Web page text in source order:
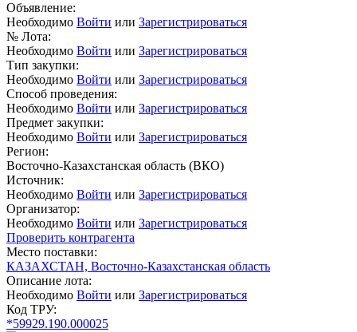
Объявление:
Необходимо Войти или Зарегистрироваться
№ Лота:
Необходимо Войти или Зарегистрироваться
Тип закупки:
Необходимо Войти или Зарегистрироваться
Способ проведения:
Необходимо Войти или Зарегистрироваться
Предмет закупки:
Необходимо Войти или Зарегистрироваться
Регион:
Восточно-Казахстанская область (ВКО)
Источник:
Необходимо Войти или Зарегистрироваться
Организатор:
Необходимо Войти или Зарегистрироваться
Проверить контрагента
Место поставки:
КАЗАХСТАН, Восточно-Казахстанская область
Описание лота:
Необходимо Войти или Зарегистрироваться
Код ТРУ:
*59929.190.000025